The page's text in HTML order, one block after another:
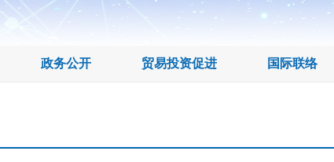
政务公开 贸易投资促进 国际联络